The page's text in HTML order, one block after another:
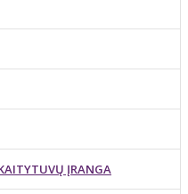
ĮRANGA